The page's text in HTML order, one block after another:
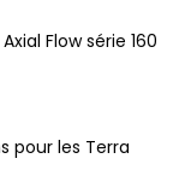
Flow série 160
pour les Terra